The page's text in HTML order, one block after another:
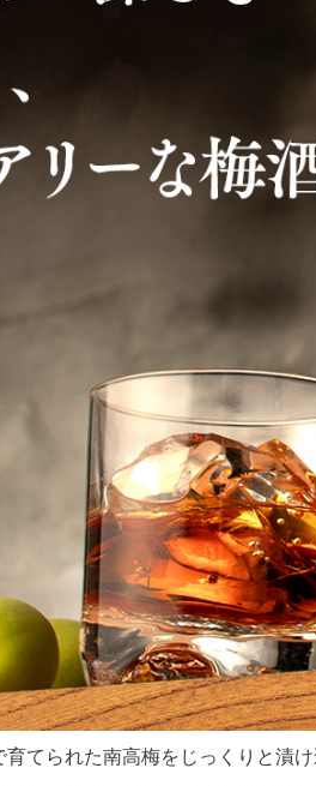
てられた南高梅をじっくりと漬